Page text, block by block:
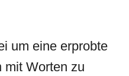
um eine erprobte
mit Worten zu